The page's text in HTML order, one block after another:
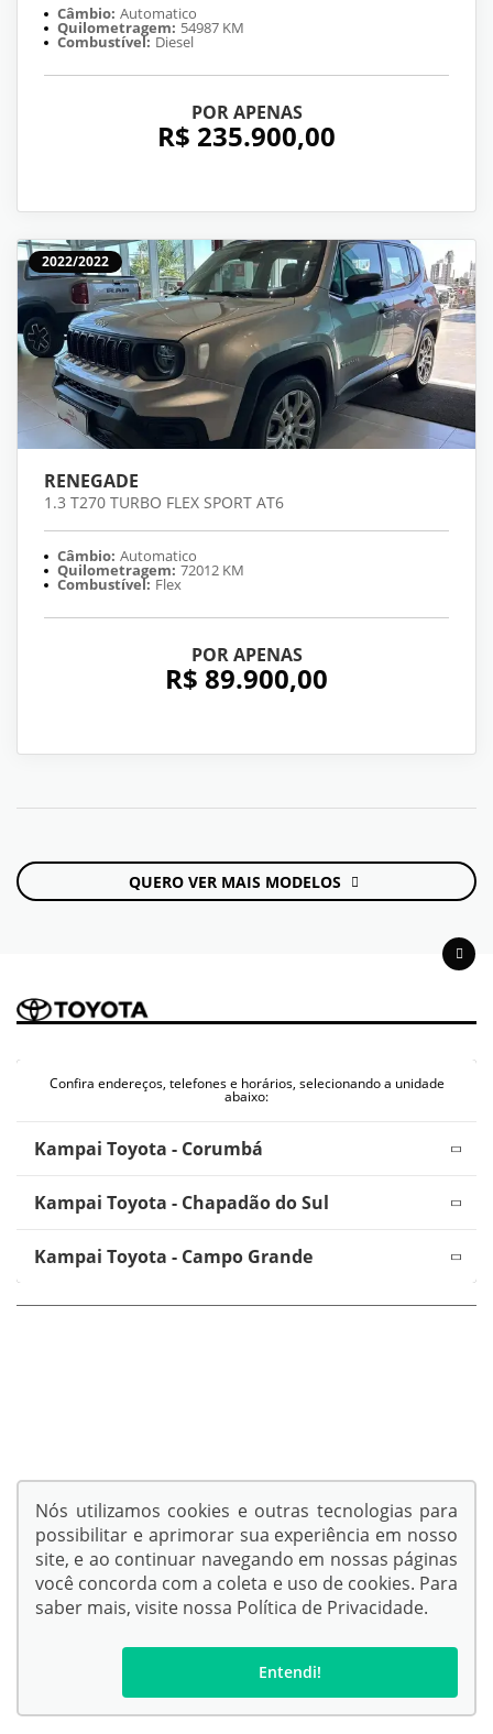
Câmbio: Automatico
Quilometragem: 54987 KM
Combustível: Diesel
POR APENAS
R$ 235.900,00
2022/2022
RENEGADE
1.3 T270 TURBO FLEX SPORT AT6
Câmbio: Automatico
Quilometragem: 72012 KM
Combustível: Flex
POR APENAS
R$ 89.900,00
QUERO VER MAIS MODELOS
Confira endereços, telefones e horários, selecionando a unidade
abaixo:
Kampai Toyota - Corumbá
Kampai Toyota - Chapadão do Sul
Kampai Toyota - Campo Grande
SIGA-NOS:
No trânsito, escolha a vida.
Nós utilizamos cookies e outras tecnologias para
possibilitar e aprimorar sua experiência em nosso
site, e ao continuar navegando em nossas páginas
você concorda com a coleta e uso de cookies. Para
saber mais, visite nossa Política de Privacidade.
Entendi!